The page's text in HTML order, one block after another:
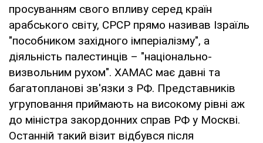
просуванням свого впливу серед країн
арабського світу, СРСР прямо називав Ізраїль
"пособником західного імперіалізму", а
діяльність палестинців – "національно-
визвольним рухом". ХАМАС має давні та
багатопланові зв'язки з РФ. Представників
угруповання приймають на високому рівні аж
до міністра закордонних справ РФ у Москві.
Останній такий візит відбувся після